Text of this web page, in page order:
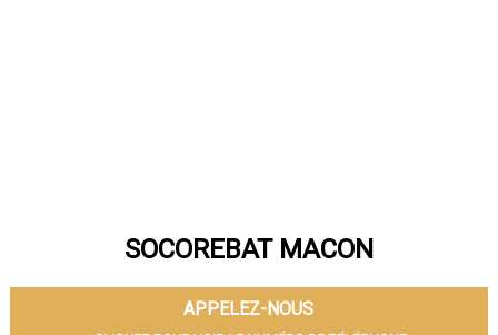
SOCOREBAT MACON
APPELEZ-NOUS